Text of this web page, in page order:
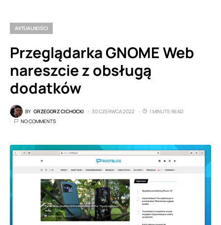
AKTUALNOŚCI
Przeglądarka GNOME Web
nareszcie z obsługą
dodatków
BY GRZEGORZ CICHOCKI 30 CZERWCA 2022
1 MINUTE READ
NO COMMENTS